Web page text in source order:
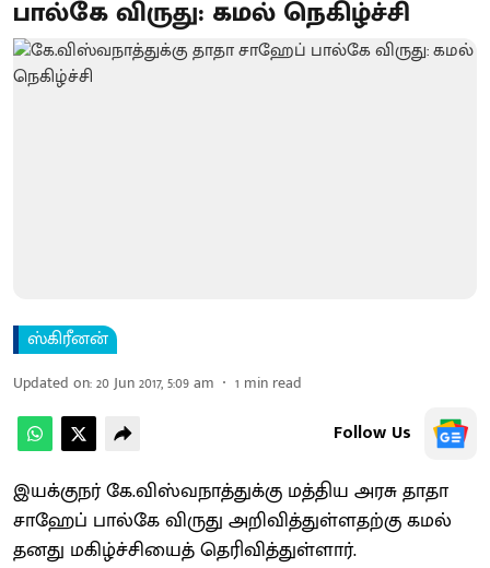
பால்கே விருது: கமல் நெகிழ்ச்சி
ஸ்கிரீனன்
Updated on:20 Jun 2017, 5:09 am 1 min read
Follow Us
இயக்குநர் கே.விஸ்வநாத்துக்கு மத்திய அரசு தாதா
சாஹேப் பால்கே விருது அறிவித்துள்ளதற்கு கமல்
தனது மகிழ்ச்சியைத் தெரிவித்துள்ளார்.